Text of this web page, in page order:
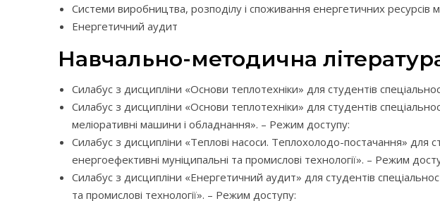
Системи виробництва, розподілу і споживання енергетичних ресурсів
Енергетичний аудит
Навчально-методична
Силабус з дисципліни «Основи теплотехніки» для студентів
Силабус з дисципліни «Основи теплотехніки» для студентів
меліоративні машини і обладнання». – Режим доступу:
Силабус з дисципліни «Теплові насоси. Теплохолодо-постачання»
енергоефективні муніципальні та промислові технології». – Режим
Силабус з дисципліни «Енергетичний аудит» для студентів
та промислові технології». – Режим доступу: